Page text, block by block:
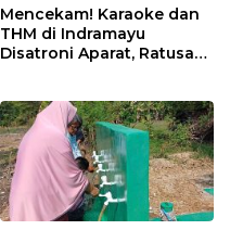
Mencekam! Karaoke dan
THM di Indramayu
Disatroni Aparat, Ratusan